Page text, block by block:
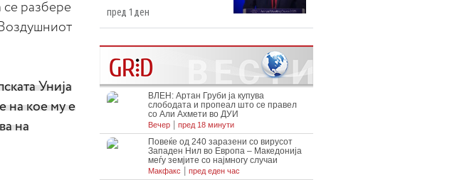
се разбере
Унија
на кое му е
на
пред 1 ден